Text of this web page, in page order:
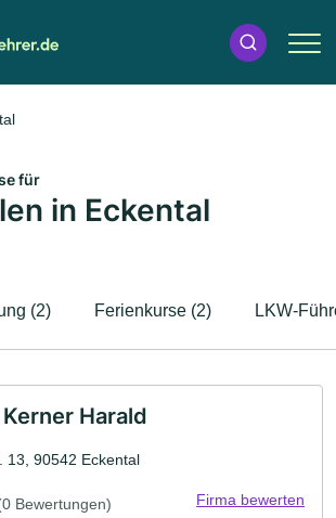
für
in Eckental
(2) Ferienkurse (2) LKW-
Harald
13, 90542 Eckental
Bewertungen) Firma bewerten